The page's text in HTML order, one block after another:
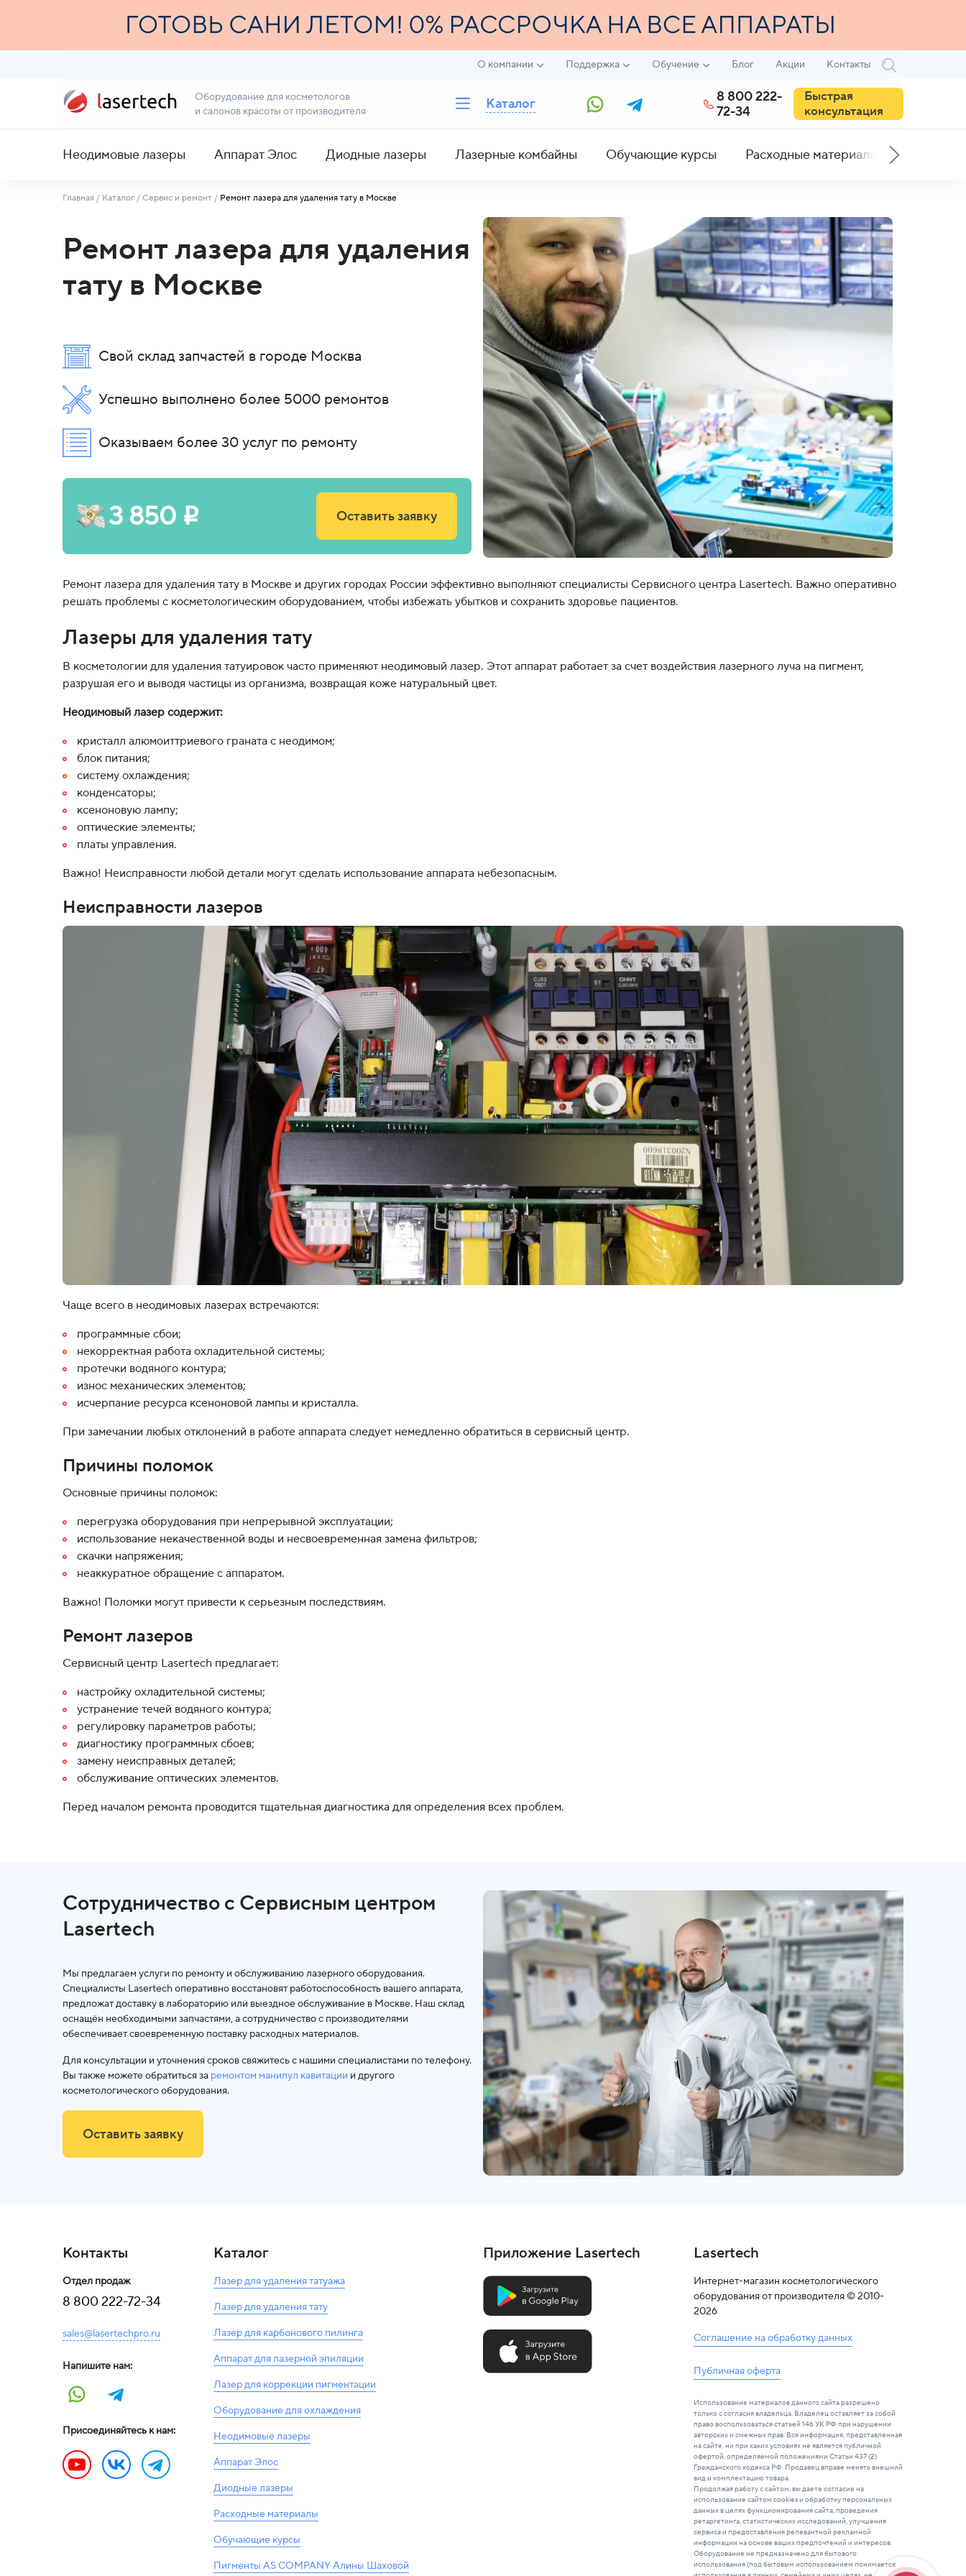
О компании Поддержка Обучение Блог Акции Контакты
Оборудование для косметологов
и салонов красоты от производителя
Каталог
8 800 222-
72-34
Быстрая
консультация
Неодимовые лазеры Аппарат Элос Диодные лазеры Лазерные комбайны Обучающие курсы Расходные материалы
Главная / Каталог / Сервис и ремонт / Ремонт лазера для удаления тату в Москве
Ремонт лазера для удаления
тату в Москве
Свой склад запчастей в городе Москва
Успешно выполнено более 5000 ремонтов
Оказываем более 30 услуг по ремонту
3 850 i Оставить заявку
Ремонт лазера для удаления тату в Москве и других городах России эффективно выполняют специалисты Сервисного центра Lasertech. Важно оперативно
решать проблемы с косметологическим оборудованием, чтобы избежать убытков и сохранить здоровье пациентов.
Лазеры для удаления тату
В косметологии для удаления татуировок часто применяют неодимовый лазер. Этот аппарат работает за счет воздействия лазерного луча на пигмент,
разрушая его и выводя частицы из организма, возвращая коже натуральный цвет.
Неодимовый лазер содержит:
кристалл алюмоиттриевого граната с неодимом;
блок питания;
систему охлаждения;
конденсаторы;
ксеноновую лампу;
оптические элементы;
платы управления.
Важно! Неисправности любой детали могут сделать использование аппарата небезопасным.
Неисправности лазеров
Чаще всего в неодимовых лазерах встречаются:
программные сбои;
некорректная работа охладительной системы;
протечки водяного контура;
износ механических элементов;
исчерпание ресурса ксеноновой лампы и кристалла.
При замечании любых отклонений в работе аппарата следует немедленно обратиться в сервисный центр.
Причины поломок
Основные причины поломок:
перегрузка оборудования при непрерывной эксплуатации;
использование некачественной воды и несвоевременная замена фильтров;
скачки напряжения;
неаккуратное обращение с аппаратом.
Важно! Поломки могут привести к серьезным последствиям.
Ремонт лазеров
Сервисный центр Lasertech предлагает:
настройку охладительной системы;
устранение течей водяного контура;
регулировку параметров работы;
диагностику программных сбоев;
замену неисправных деталей;
обслуживание оптических элементов.
Перед началом ремонта проводится тщательная диагностика для определения всех проблем.
Сотрудничество с Сервисным центром
Lasertech
Мы предлагаем услуги по ремонту и обслуживанию лазерного оборудования.
Специалисты Lasertech оперативно восстановят работоспособность вашего аппарата,
предложат доставку в лабораторию или выездное обслуживание в Москве. Наш склад
оснащён необходимыми запчастями, а сотрудничество с производителями
обеспечивает своевременную поставку расходных материалов.
Для консультации и уточнения сроков свяжитесь с нашими специалистами по телефону.
Вы также можете обратиться за ремонтом манипул кавитации и другого
косметологического оборудования.
Оставить заявку
Контакты
Отдел продаж
8 800 222-72-34
sales@lasertechpro.ru
Напишите нам:
Присоединяйтесь к нам:
Каталог
Лазер для удаления татуажа
Лазер для удаления тату
Лазер для карбонового пилинга
Аппарат для лазерной эпиляции
Лазер для коррекции пигментации
Оборудование для охлаждения
Неодимовые лазеры
Аппарат Элос
Диодные лазеры
Расходные материалы
Обучающие курсы
Пигменты AS COMPANY Алины Шаховой
Приложение Lasertech Lasertech
Интернет-магазин косметологического
оборудования от производителя © 2010-
2026
Соглашение на обработку данных
Публичная оферта
Использование материалов данного сайта разрешено
только с согласия владельца. Владелец оставляет за собой
право воспользоваться статьей 146 УК РФ при нарушении
авторских и смежных прав. Вся информация, представленная
на сайте, ни при каких условиях не является публичной
офертой, определяемой положениями Статьи 437 (2)
Гражданского кодекса РФ. Продавец вправе менять внешний
вид и комплектацию товара.
Продолжая работу с сайтом, вы даете согласие на
использование сайтом cookies и обработку персональных
данных в целях функционирования сайта, проведения
ретаргетинга, статистических исследований, улучшения
сервиса и предоставления релевантной рекламной
информации на основе ваших предпочтений и интересов.
Оборудование не предназначено для бытового
использования (под бытовым использованием понимается